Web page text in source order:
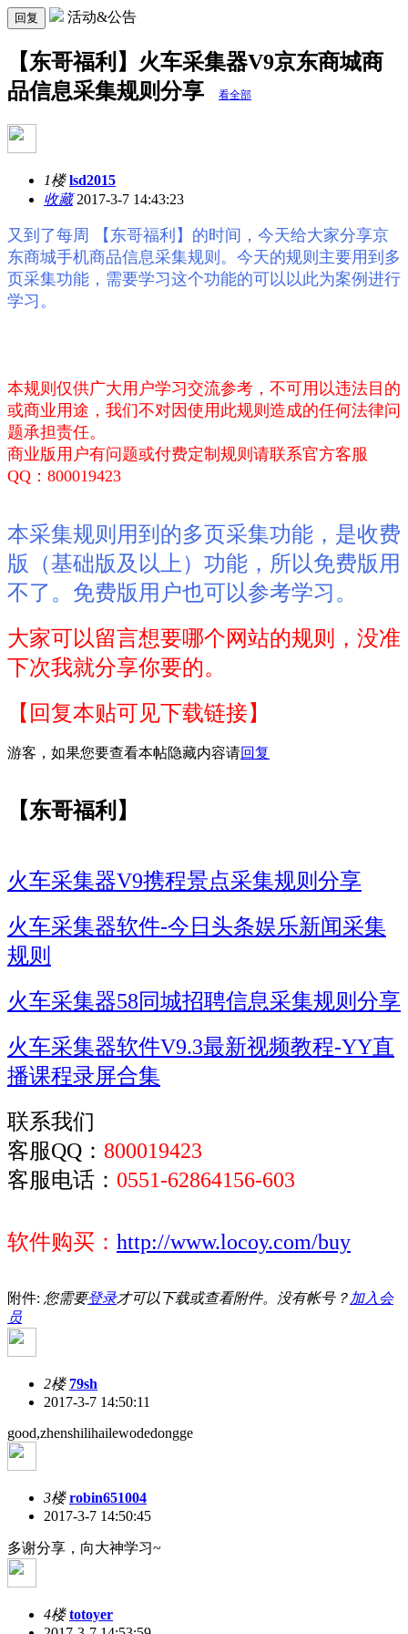
回复 活动&公告
【东哥福利】火车采集器V9京东商城商
品信息采集规则分享
看全部
1楼 lsd2015
收藏2017-3-7 14:43:23
又到了每周 【东哥福利】的时间，今天给大家分享京
东商城手机商品信息采集规则。今天的规则主要用到多
页采集功能，需要学习这个功能的可以以此为案例进行
学习。
本规则仅供广大用户学习交流参考，不可用以违法目的
或商业用途，我们不对因使用此规则造成的任何法律问
题承担责任。
商业版用户有问题或付费定制规则请联系官方客服
QQ：800019423
本采集规则用到的多页采集功能，是收费
版（基础版及以上）功能，所以免费版用
不了。免费版用户也可以参考学习。
大家可以留言想要哪个网站的规则，没准
下次我就分享你要的。
【回复本贴可见下载链接】
游客，如果您要查看本帖隐藏内容请回复
【东哥福利】
火车采集器V9携程景点采集规则分享
火车采集器软件-今日头条娱乐新闻采集
规则
火车采集器58同城招聘信息采集规则分享
火车采集器软件V9.3最新视频教程-YY直
播课程录屏合集
联系我们
客服QQ： 800019423
客服电话： 0551-62864156-603
软件购买： http://www.locoy.com/buy
附件: 您需要登录才可以下载或查看附件。没有帐号？ 加入会
员
2楼 79sh
2017-3-7 14:50:11
good,zhenshilihailewodedongge
3楼 robin651004
2017-3-7 14:50:45
多谢分享，向大神学习~
4楼 totoyer